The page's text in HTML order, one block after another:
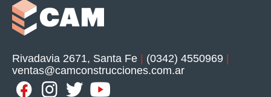
Rivadavia 2671, Santa Fe | (0342) 4550969 |
ventas@camconstrucciones.com.ar